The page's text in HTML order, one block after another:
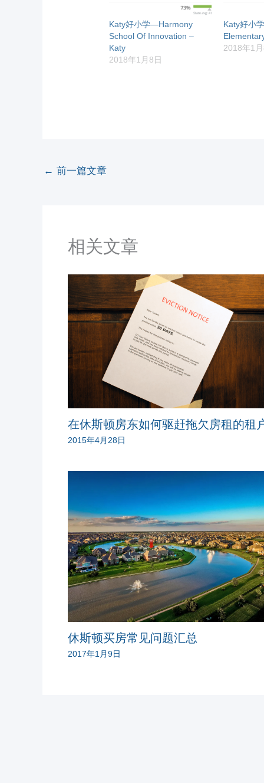
Katy好小学—Harmony
School Of Innovation –
Katy
2018年1月8日
Katy好小
2018年1
← 前一篇文章
相关文章
在休斯顿房东如何驱赶拖欠房租的租
2015年4月28日
休斯顿买房常见问题汇总
2017年1月9日